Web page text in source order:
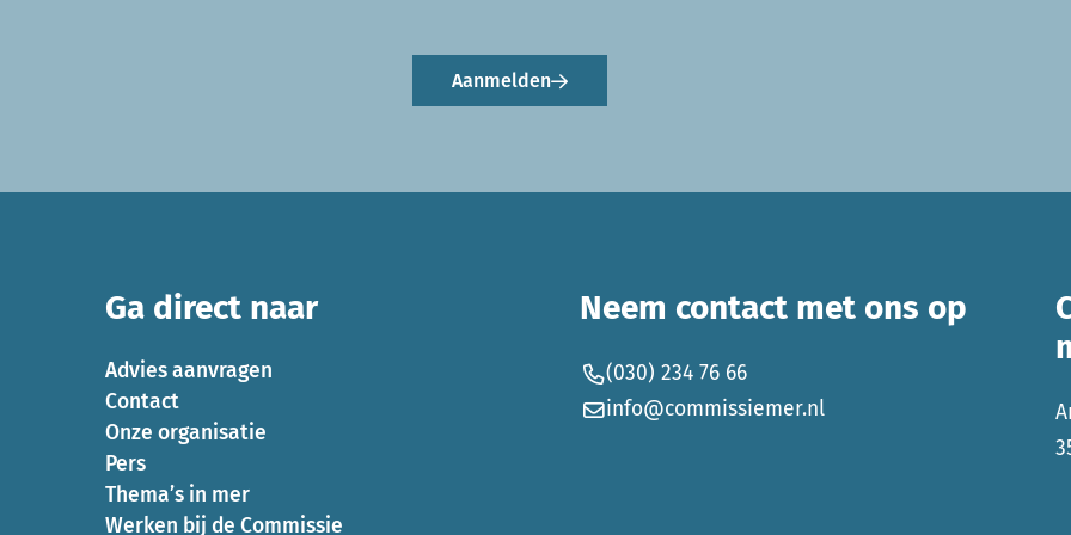
Aanmelden
Ga direct naar
Advies aanvragen
Contact
Onze organisatie
Pers
Thema’s in mer
Werken bij de Commissie
Neem contact met ons op
(030) 234 76 66
info@commissiemer.nl